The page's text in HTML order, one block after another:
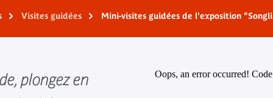
Visites guidées Mini-visites guidées de l'exposition
plongez en
Oops, an error occurred!